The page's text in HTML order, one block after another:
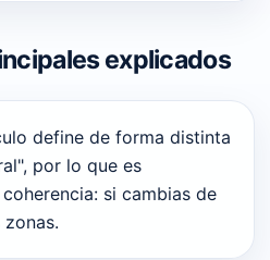
explicados
define de forma distinta
por lo que es
si cambias de